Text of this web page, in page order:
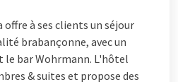
offre à ses clients un séjour
brabançonne, avec un
le bar Wohrmann. L'hôtel
& suites et propose des